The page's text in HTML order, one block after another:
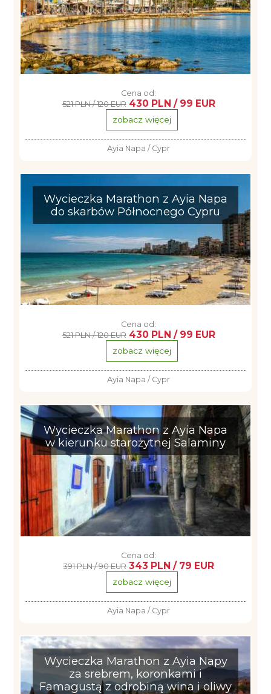
Cena od:
521 PLN / 120 EUR 430 PLN / 99 EUR
zobacz więcej
Ayia Napa / Cypr
Wycieczka Marathon z Ayia Napa
do skarbów Północnego Cypru
Cena od:
521 PLN / 120 EUR 430 PLN / 99 EUR
zobacz więcej
Ayia Napa / Cypr
Wycieczka Marathon z Ayia Napa
w kierunku starożytnej Salaminy
Cena od:
391 PLN / 90 EUR 343 PLN / 79 EUR
zobacz więcej
Ayia Napa / Cypr
Wycieczka Marathon z Ayia Napy
za srebrem, koronkami i
Famagustą z odrobiną wina i oliwy